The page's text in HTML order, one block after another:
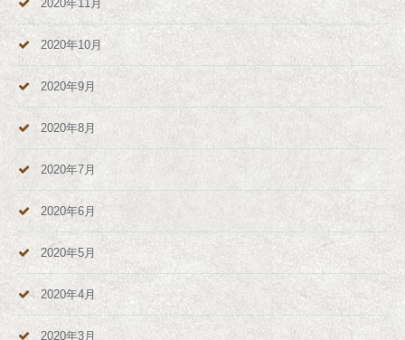
2020年11月
2020年10月
2020年9月
2020年8月
2020年7月
2020年6月
2020年5月
2020年4月
2020年3月